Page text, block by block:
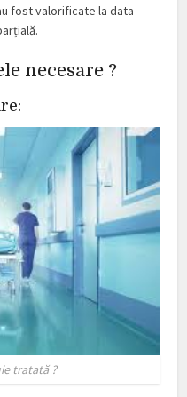
fost valorificate la data
necesare ?
tratată ?